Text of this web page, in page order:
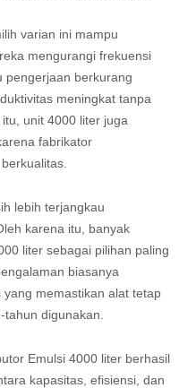
varian ini mampu
mengurangi frekuensi
pengerjaan berkurang
meningkat tanpa
unit 4000 liter juga
fabrikator
lebih terjangkau
karena itu, banyak
liter sebagai pilihan paling
biasanya
memastikan alat tetap
digunakan.
Emulsi 4000 liter berhasil
kapasitas, efisiensi, dan